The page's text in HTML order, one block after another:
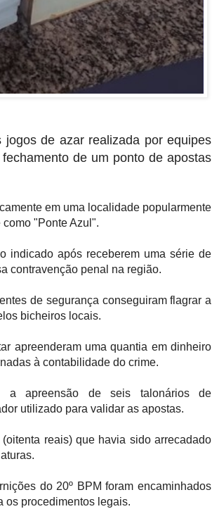
de azar realizada por equipes
de um ponto de apostas
em uma localidade popularmente
"Ponte Azul".
indicado após receberem uma série de
contravenção penal na região.
de segurança conseguiram flagrar a
bicheiros locais.
apreenderam uma quantia em dinheiro
à contabilidade do crime.
a apreensão de seis talonários de
utilizado para validar as apostas.
reais) que havia sido arrecadado
do 20º BPM foram encaminhados
os procedimentos legais.